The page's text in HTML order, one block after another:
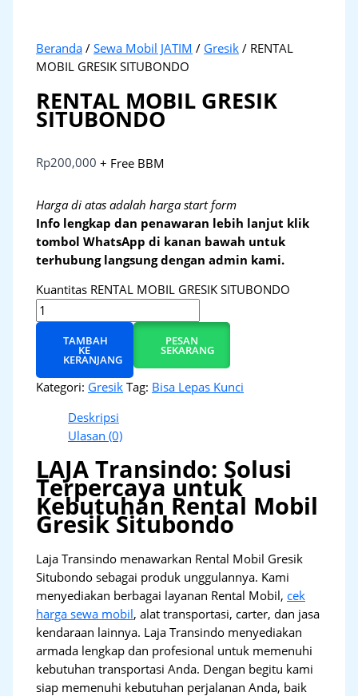
Beranda /Sewa Mobil JATIM / Gresik / RENTAL
MOBIL GRESIK SITUBONDO
RENTAL MOBIL GRESIK
SITUBONDO
Rp200,000 + Free BBM
Harga di atas adalah harga start form
Info lengkap dan penawaran lebih lanjut klik
tombol WhatsApp di kanan bawah untuk
terhubung langsung dengan admin kami.
Kuantitas RENTAL MOBIL GRESIK SITUBONDO
TAMBAH
KE
KERANJANG
PESAN
SEKARANG
Kategori: Gresik Tag: Bisa Lepas Kunci
Deskripsi
Ulasan (0)
LAJA Transindo: Solusi
Terpercaya untuk
Kebutuhan Rental Mobil
Gresik Situbondo
Laja Transindo menawarkan Rental Mobil Gresik
Situbondo sebagai produk unggulannya. Kami
menyediakan berbagai layanan Rental Mobil, cek
harga sewa mobil, alat transportasi, carter, dan jasa
kendaraan lainnya. Laja Transindo menyediakan
armada lengkap dan profesional untuk memenuhi
kebutuhan transportasi Anda. Dengan begitu kami
siap memenuhi kebutuhan perjalanan Anda, baik